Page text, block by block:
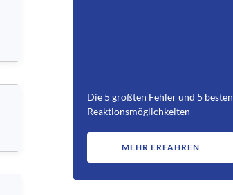
Die 5 größten Fehler und 5 besten
Reaktionsmöglichkeiten
MEHR ERFAHREN